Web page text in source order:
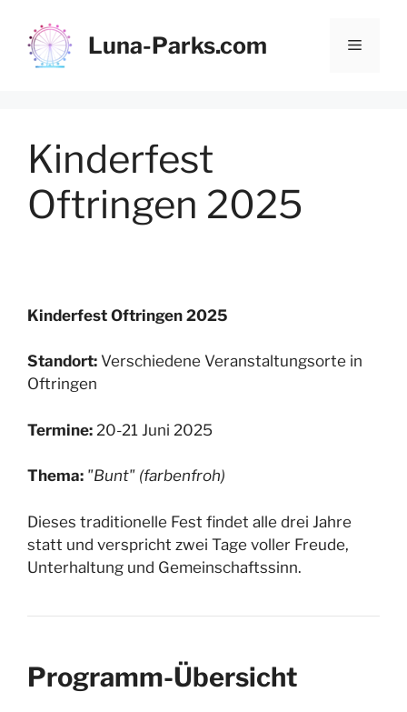
Inhalt
springen
Luna-Parks.com Menü
Kinderfest
Oftringen 2025
Kinderfest Oftringen 2025
Standort: Verschiedene Veranstaltungsorte in
Oftringen
Termine: 20-21 Juni 2025
Thema: "Bunt" (farbenfroh)
Dieses traditionelle Fest findet alle drei Jahre
statt und verspricht zwei Tage voller Freude,
Unterhaltung und Gemeinschaftssinn.
Programm-Übersicht